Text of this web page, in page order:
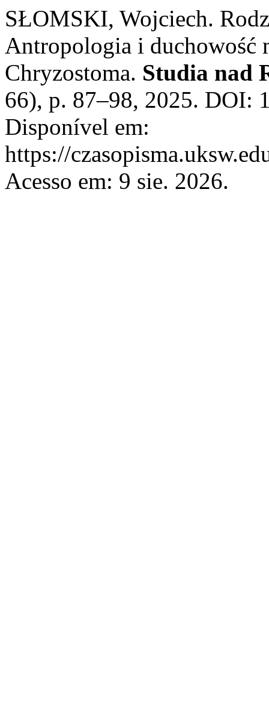
SŁOMSKI, Wojciech.
Antropologia i duchowość
Chryzostoma. Studia nad
66), p. 87–98, 2025. DOI:
Disponível em:
https://
Acesso em: 9 sie. 2026.